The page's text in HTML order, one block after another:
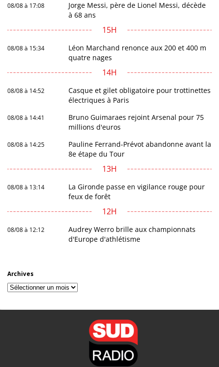
08/08 à 17:08
Jorge Messi, père de Lionel Messi, décède
à 68 ans
15H
08/08 à 15:34
Léon Marchand renonce aux 200 et 400 m
quatre nages
14H
08/08 à 14:52
Casque et gilet obligatoire pour trottinettes
électriques à Paris
08/08 à 14:41
Bruno Guimaraes rejoint Arsenal pour 75
millions d'euros
08/08 à 14:25
Pauline Ferrand-Prévot abandonne avant la
8e étape du Tour
13H
08/08 à 13:14
La Gironde passe en vigilance rouge pour
feux de forêt
12H
08/08 à 12:12
Audrey Werro brille aux championnats
d'Europe d'athlétisme
Archives
Archives